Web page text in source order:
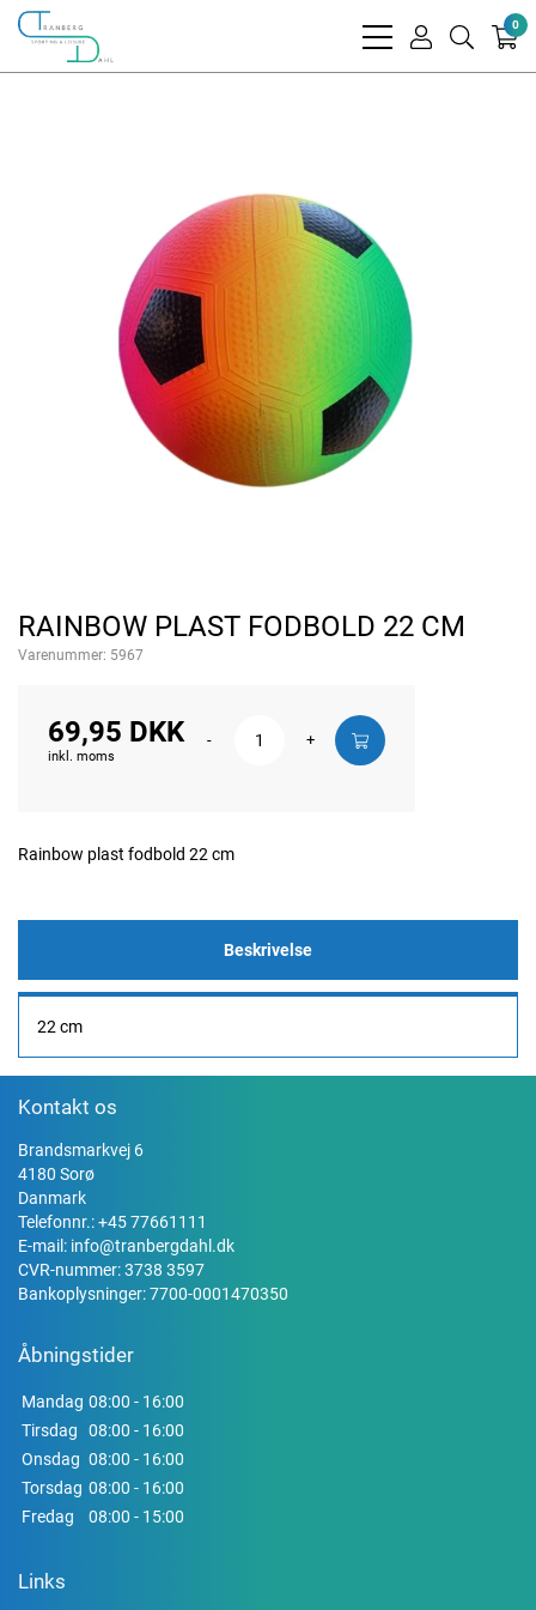
bars
user
search
0
RAINBOW PLAST FODBOLD 22 CM
Varenummer: 5967
69,95 DKK
inkl. moms
- +
Rainbow plast fodbold 22 cm
Beskrivelse
22 cm
Kontakt os
Brandsmarkvej 6
4180 Sorø
Danmark
Telefonnr.:+45 77661111
E-mail: info@tranbergdahl.dk
CVR-nummer: 3738 3597
Bankoplysninger: 7700-0001470350
Åbningstider
Mandag 08:00 - 16:00
Tirsdag
08:00 - 16:00
Onsdag 08:00 - 16:00
Torsdag 08:00 - 16:00
Fredag
08:00 - 15:00
Links